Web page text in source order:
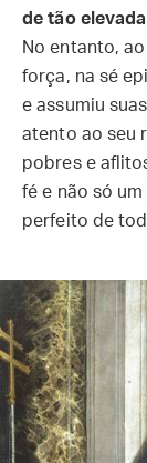
de tão
No entanto,
força, na sé
e assumiu
atento ao seu
pobres e
fé e não só
perfeito de